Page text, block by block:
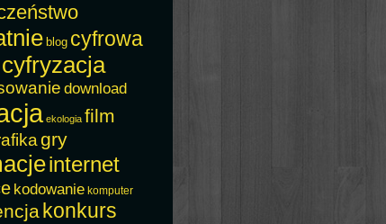
blog cyfrowa
cyfryzacja
download
ekologia film
gry
internet
kodowanie komputer
konkurs